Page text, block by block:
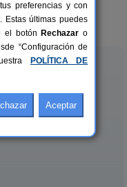
4 pers.
desde12 €
preferencias y con
Estas últimas puedes
el botón Rechazar o
“Configuración de
POLÍTICA DE